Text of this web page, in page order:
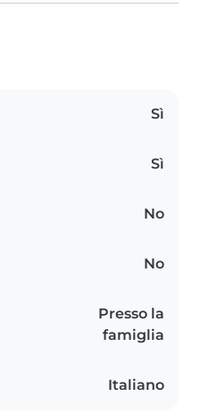
Sì
Sì
No
No
Presso la
famiglia
Italiano